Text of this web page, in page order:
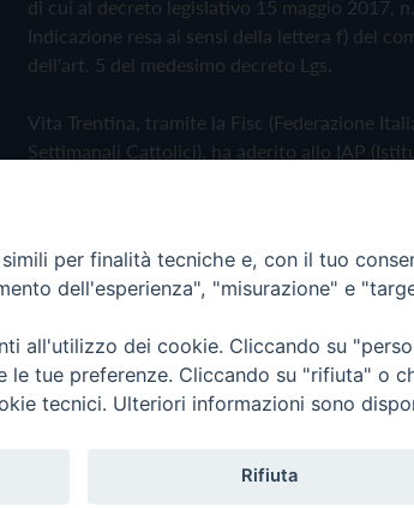
di cui al decreto legislativo 15 maggio 2017,
Indicazione resa ai sensi della lettera f) del
dell'art. 5 del medesimo decreto Lgs.
Vita Trentina, tramite la Fisc (Federazione
Settimanali Cattolici), ha aderito allo IAP
Privacy Policy Cookie Policy
Editrice
per finalità tecniche e, con il tuo
dell'esperienza", "misurazione" e
all'utilizzo dei cookie. Cliccando su
le tue preferenze. Cliccando su "rifiuta" o
tecnici. Ulteriori informazioni sono
Rifiuta